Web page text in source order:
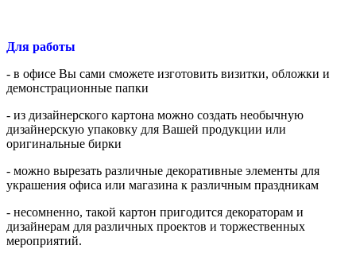
Для работы
- в офисе Вы сами сможете изготовить визитки, обложки и
демонстрационные папки
- из дизайнерского картона можно создать необычную
дизайнерскую упаковку для Вашей продукции или
оригинальные бирки
- можно вырезать различные декоративные элементы для
украшения офиса или магазина к различным праздникам
- несомненно, такой картон пригодится декораторам и
дизайнерам для различных проектов и торжественных
мероприятий.